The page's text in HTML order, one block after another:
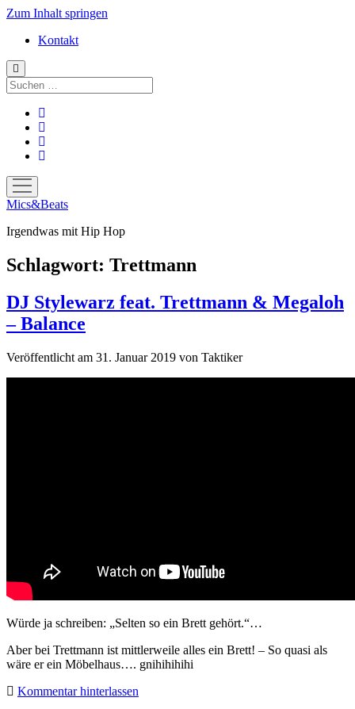
Zum Inhalt springen
Kontakt
Suchen
Menü
öffnen
Mics&Beats
Irgendwas mit Hip Hop
Schlagwort: Trettmann
DJ Stylewarz feat. Trettmann & Megaloh
– Balance
Veröffentlicht am 31. Januar 2019 von Taktiker
Würde ja schreiben: „Selten so ein Brett gehört.“…
Aber bei Trettmann ist mittlerweile alles ein Brett! – So quasi als
wäre er ein Möbelhaus…. gnihihihihi
Kommentar hinterlassen